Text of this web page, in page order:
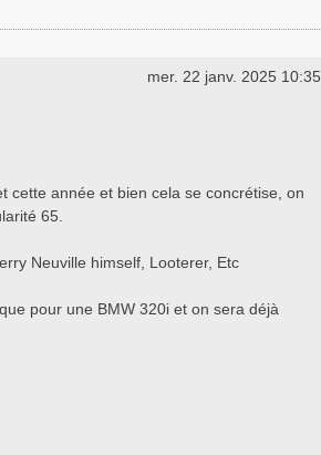
mer. 22 janv. 2025 10:35
cette année et bien cela se concrétise, on
65.
Neuville himself, Looterer, Etc
pour une BMW 320i et on sera déjà